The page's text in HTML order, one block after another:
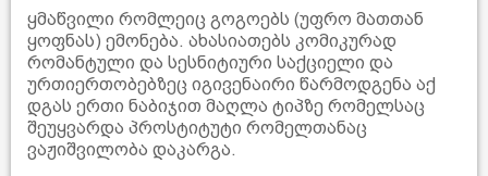
ყმაწვილი რომლეიც გოგოებს (უფრო მათთან
ყოფნას) ემონება. ახასიათებს კომიკურად
რომანტული და სესნიტიური საქციელი და
ურთიერთობებზეც იგივენაირი წარმოდგენა აქ
დგას ერთი ნაბიჯით მაღლა ტიპზე რომელსაც
შეუყვარდა პროსტიტუტი რომელთანაც
ვაჟიშვილობა დაკარგა.